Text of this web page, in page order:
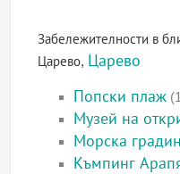
Забележителности в
Царево, Царево
Попски плаж
Музей на
Морска
Къмпинг